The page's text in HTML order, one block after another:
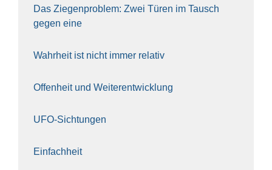
Das Zie­gen­pro­blem: Zwei Türen im Tausch
gegen eine
Wahr­heit ist nicht immer rela­tiv
Offen­heit und Wei­ter­ent­wick­lung
UFO-Sich­tun­gen
Ein­fach­heit